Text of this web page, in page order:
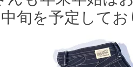
旬を予定して